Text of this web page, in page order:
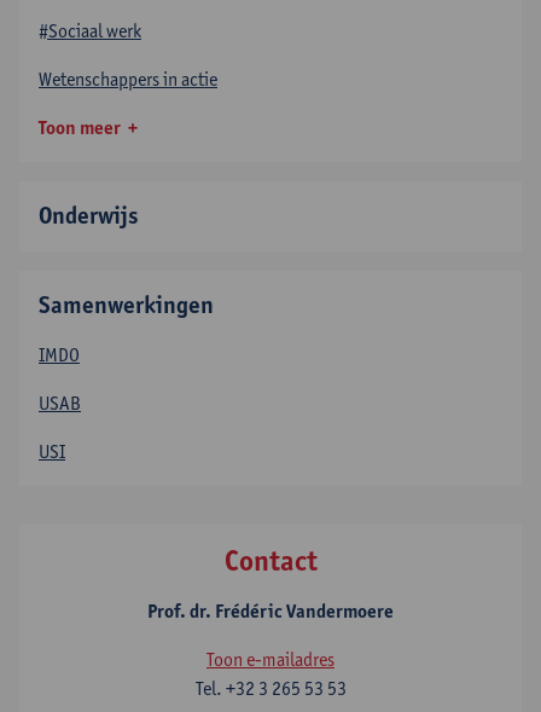
#Sociaal werk
Wetenschappers in actie
Toon meer
Onderwijs
Samenwerkingen
IMDO
USAB
USI
Contact
Prof. dr. Frédéric Vandermoere
Toon e-mailadres
Tel. +32 3 265 53 53